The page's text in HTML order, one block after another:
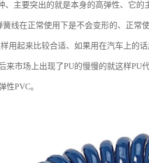
、主要突出的就是本身的高弹性、它
线在正常使用下是不会变形的、正常
用起来比较合适、如果用在汽车上的
来市场上出现了PU的慢慢的就这样
性PVC。